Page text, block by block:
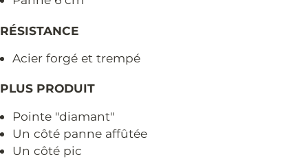
RÉSISTANCE
Acier forgé et trempé
PLUS PRODUIT
Pointe "diamant"
Un côté panne affûtée
Un côté pic